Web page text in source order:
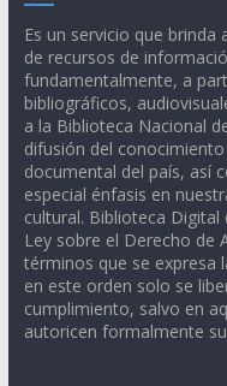
Es un servicio que
de recursos de
fundamentalmente, a
bibliográficos,
a la Biblioteca Nacional
difusión del
documental del país, así
especial énfasis en
cultural. Biblioteca Digital
Ley sobre el Derecho de
términos que se expresa
en este orden solo se
cumplimiento, salvo en
autoricen formalmente